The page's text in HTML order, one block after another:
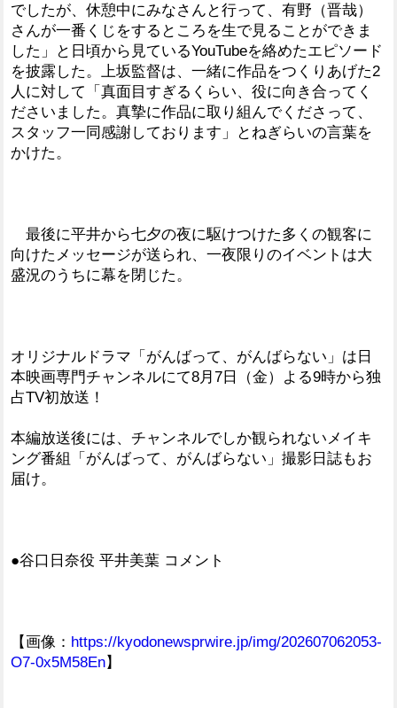
でしたが、休憩中にみなさんと行って、有野（晋哉）
さんが一番くじをするところを生で見ることができま
した」と日頃から見ているYouTubeを絡めたエピソード
を披露した。上坂監督は、一緒に作品をつくりあげた2
人に対して「真面目すぎるくらい、役に向き合ってく
ださいました。真摯に作品に取り組んでくださって、
スタッフ一同感謝しております」とねぎらいの言葉を
かけた。
最後に平井から七夕の夜に駆けつけた多くの観客に
向けたメッセージが送られ、一夜限りのイベントは大
盛況のうちに幕を閉じた。
オリジナルドラマ「がんばって、がんばらない」は日
本映画専門チャンネルにて8月7日（金）よる9時から独
占TV初放送！
本編放送後には、チャンネルでしか観られないメイキ
ング番組「がんばって、がんばらない」撮影日誌もお
届け。
●谷口日奈役 平井美葉 コメント
【画像： https://kyodonewsprwire.jp/img/202607062053-
O7-0x5M58En】